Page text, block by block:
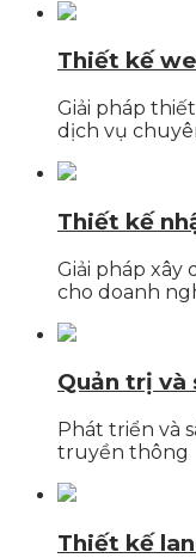
Thiết kế
Giải pháp
dịch vụ
Thiết kế
Giải pháp
cho doanh
Quản trị và
Phát triển và
truyền thông
Thiết kế